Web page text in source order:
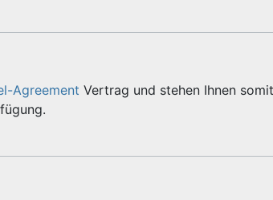
Agreement Vertrag und stehen Ihnen